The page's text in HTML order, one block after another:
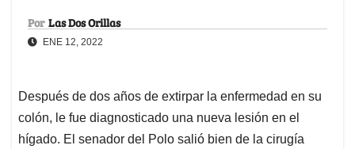
Por Las Dos Orillas
ENE 12, 2022
Después de dos años de extirpar la enfermedad en su
colón, le fue diagnosticado una nueva lesión en el
hígado. El senador del Polo salió bien de la cirugía